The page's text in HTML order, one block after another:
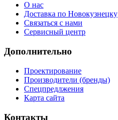
О нас
Доставка по Новокузнецку
Связаться с нами
Сервисный центр
Дополнительно
Проектирование
Производители (бренды)
Спецпредлжения
Карта сайта
Контакты